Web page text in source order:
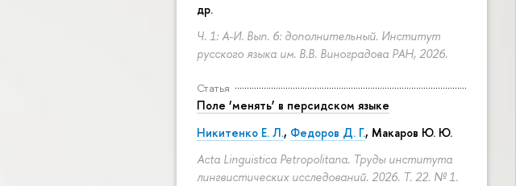
др.
Ч. 1: А-И. Вып. 6: дополнительный. Институт
русского языка им. В.В. Виноградова РАН, 2026.
Статья
Поле ‘менять’ в персидском языке
Никитенко Е. Л., Федоров Д. Г., Макаров Ю. Ю.
Acta Linguistica Petropolitana. Труды института
лингвистических исследований. 2026. Т. 22. № 1.